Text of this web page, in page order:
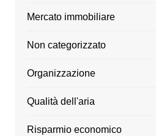
Mercato immobiliare
Non categorizzato
Organizzazione
Qualità dell'aria
Risparmio economico